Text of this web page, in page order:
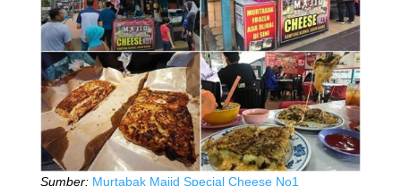
Sumber: Murtabak Majid Special Cheese No1